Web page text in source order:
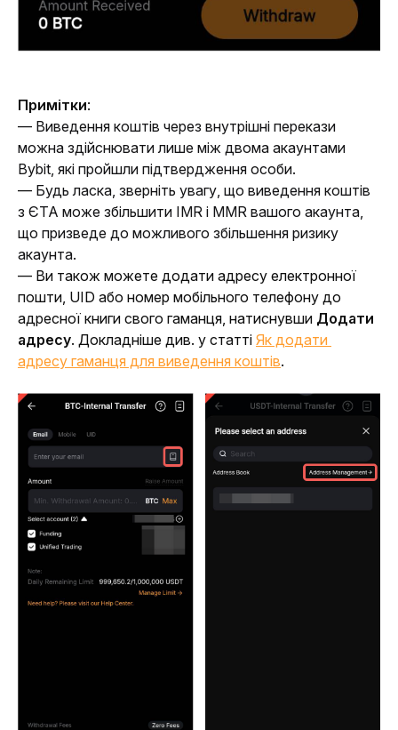
Примітки:
— Виведення коштів через внутрішні перекази
можна здійснювати лише між двома акаунтами
Bybit, які пройшли підтвердження особи.
— Будь ласка, зверніть увагу, що виведення коштів
з ЄТА може збільшити IMR і MMR вашого акаунта,
що призведе до можливого збільшення ризику
акаунта.
— Ви також можете додати адресу електронної
пошти, UID або номер мобільного телефону до
адресної книги свого гаманця, натиснувши Додати
адресу. Докладніше див. у статті Як додати
адресу гаманця для виведення коштів.